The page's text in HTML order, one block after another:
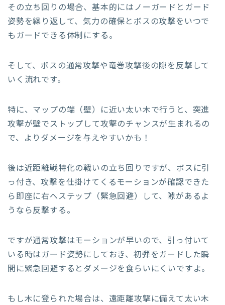
その立ち回りの場合、基本的にはノーガードとガード
姿勢を繰り返して、気力の確保とボスの攻撃をいつで
もガードできる体制にする。
そして、ボスの通常攻撃や竜巻攻撃後の隙を反撃して
いく流れです。
特に、マップの端（壁）に近い太い木で行うと、突進
攻撃が壁でストップして攻撃のチャンスが生まれるの
で、よりダメージを与えやすいかも！
後は近距離戦特化の戦いの立ち回りですが、ボスに引
っ付き、攻撃を仕掛けてくるモーションが確認できた
ら即座に右へステップ（緊急回避）して、隙があるよ
うなら反撃する。
ですが通常攻撃はモーションが早いので、引っ付いて
いる時はガード姿勢にしておき、初弾をガードした瞬
間に緊急回避するとダメージを食らいにくいですよ。
もし木に登られた場合は、遠距離攻撃に備えて太い木